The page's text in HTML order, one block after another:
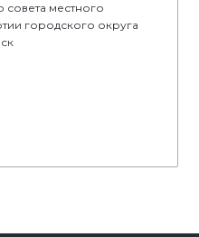
совета местного
городского округа